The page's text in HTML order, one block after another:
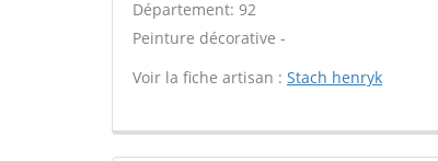
Département: 92
Peinture décorative -
Voir la fiche artisan : Stach henryk